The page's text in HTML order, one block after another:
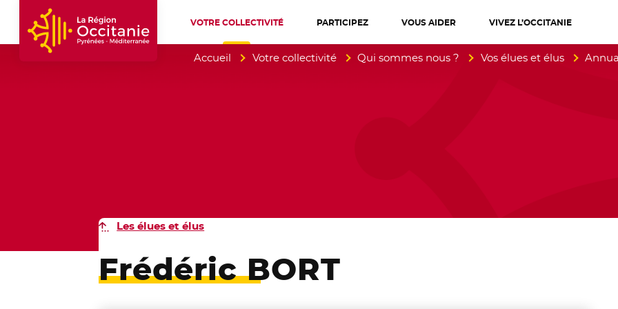
Accueil Région Occitanie / Pyrénées-Méditerranée
VOTRE COLLECTIVITÉ PARTICIPEZ VOUS AIDER VIVEZ L’OCCITANIE
Accueil Votre collectivité Qui sommes nous ? Vos élues et élus
Les élues et élus
Frédéric BORT